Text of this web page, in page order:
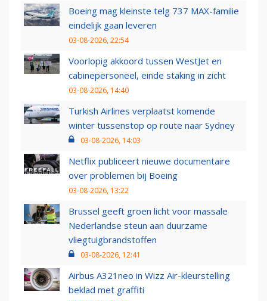
Boeing mag kleinste telg 737 MAX-familie
eindelijk gaan leveren
03-08-2026, 22:54
Voorlopig akkoord tussen WestJet en
cabinepersoneel, einde staking in zicht
03-08-2026, 14:40
Turkish Airlines verplaatst komende
winter tussenstop op route naar Sydney
03-08-2026, 14:03
Netflix publiceert nieuwe documentaire
over problemen bij Boeing
03-08-2026, 13:22
Brussel geeft groen licht voor massale
Nederlandse steun aan duurzame
vliegtuigbrandstoffen
03-08-2026, 12:41
Airbus A321neo in Wizz Air-kleurstelling
beklad met graffiti